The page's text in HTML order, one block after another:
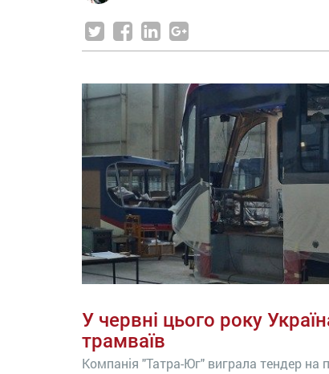
У червні цього року
трамваїв
Компанія "Татра-Юг" виграла тендер на